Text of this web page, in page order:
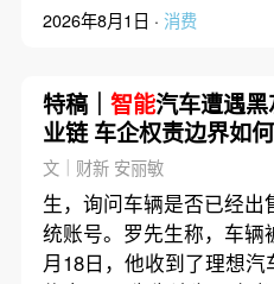
2026年8月1日 · 消费
特稿｜ 智能汽车遭遇
业链 车企权责边界如
握？(含视频)
文｜财新 安丽敏
生，询问车辆是否已经出
统账号。罗先生称，车辆
月18日，他收到了理想汽